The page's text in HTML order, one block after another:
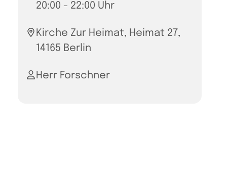
20:00 - 22:00 Uhr
Kirche Zur Heimat, Heimat 27,
14165 Berlin
Herr Forschner